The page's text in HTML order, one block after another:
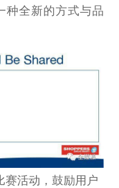
种全新的方式与品
赛活动，鼓励用户